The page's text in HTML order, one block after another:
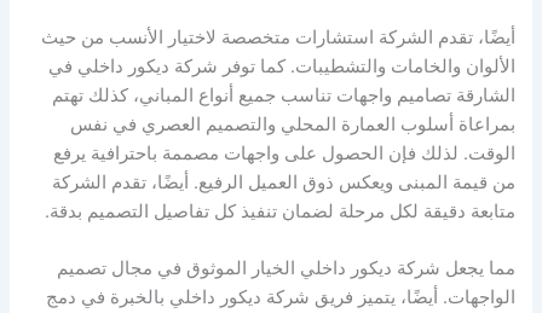
أيضًا، تقدم الشركة استشارات متخصصة لاختيار الأنسب من حيث
الألوان والخامات والتشطيبات. كما توفر شركة ديكور داخلي في
الشارقة تصاميم واجهات تناسب جميع أنواع المباني، كذلك تهتم
بمراعاة أسلوب العمارة المحلي والتصميم العصري في نفس
الوقت. لذلك فإن الحصول على واجهات مصممة باحترافية يرفع
من قيمة المبنى ويعكس ذوق العميل الرفيع. أيضًا، تقدم الشركة
متابعة دقيقة لكل مرحلة لضمان تنفيذ كل تفاصيل التصميم بدقة.
مما يجعل شركة ديكور داخلي الخيار الموثوق في مجال تصميم
الواجهات. أيضًا، يتميز فريق شركة ديكور داخلي بالخبرة في دمج